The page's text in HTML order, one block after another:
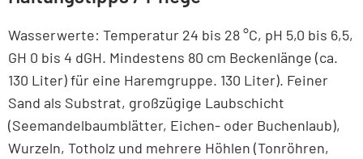
Wasserwerte: Temperatur 24 bis 28 °C, pH 5,0 bis 6,5,
GH 0 bis 4 dGH. Mindestens 80 cm Beckenlänge (ca.
130 Liter) für eine Haremgruppe. 130 Liter). Feiner
Sand als Substrat, großzügige Laubschicht
(Seemandelbaumblätter, Eichen- oder Buchenlaub),
Wurzeln, Totholz und mehrere Höhlen (Tonröhren,